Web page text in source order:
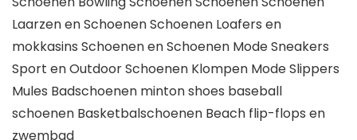
Laarzen en Schoenen Schoenen Loafers en
mokkasins Schoenen en Schoenen Mode Sneakers
Sport en Outdoor Schoenen Klompen Mode Slippers
Mules Badschoenen minton shoes baseball
schoenen Basketbalschoenen Beach flip-flops en
zwembad